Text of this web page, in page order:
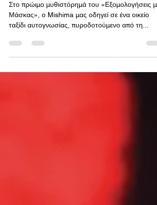
του Yukio Mishima
Στο πρώιμο μυθιστόρημά του «Εξομολογήσεις
ταξίδι αυτογνωσίας, πυροδοτούμενο από τη...